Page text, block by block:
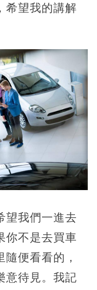
希望我的講解
望我們一進去
你不是去買車
便看看的，
意待見。我記